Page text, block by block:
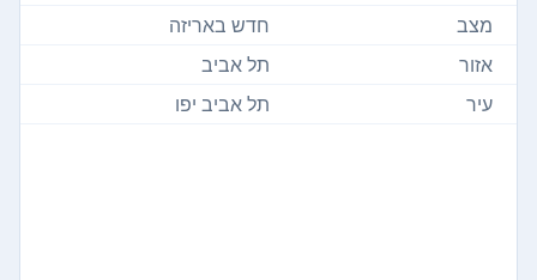
מצב
חדש באריזה
אזור
תל אביב
עיר
תל אביב יפו